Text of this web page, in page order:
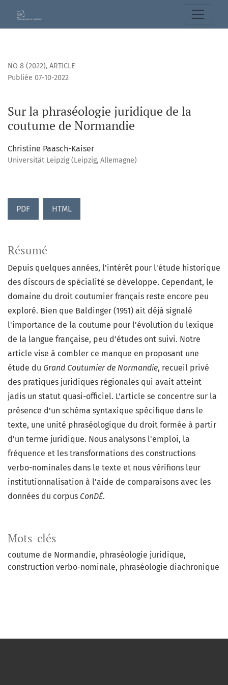
NO 8 (2022), ARTICLE
Sur la phraséologie juridique de la
coutume de Normandie
Publiée 07-10-2022
Christine Paasch-Kaiser
Universität Leipzig (Leipzig, Allemagne)
PDF HTML
Mots-clés
coutume de Normandie phraséologie juridique
construction verbo-nominale phraséologie diachronique
Résumé
Depuis quelques années, l'intérêt pour l'étude historique
des discours de spécialité se développe. Cependant, le
domaine du droit coutumier français reste encore peu
exploré. Bien que Baldinger (1951) ait déjà signalé
l'importance de la coutume pour l'évolution du lexique
de la langue française, peu d'études ont suivi. Notre
article vise à combler ce manque en proposant une
étude du Grand Coutumier de Normandie, recueil privé
des pratiques juridiques régionales qui avait atteint
jadis un statut quasi-officiel. L'article se concentre sur la
présence d'un schéma syntaxique spécifique dans le
texte, une unité phraséologique du droit formée à partir
d'un terme juridique. Nous analysons l'emploi, la
fréquence et les transformations des constructions
verbo-nominales dans le texte et nous vérifions leur
institutionnalisation à l'aide de comparaisons avec les
données du corpus ConDÉ.